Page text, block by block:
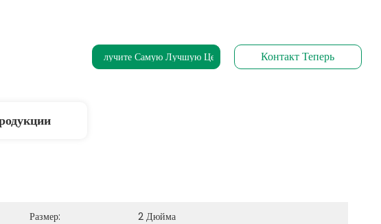
Получите Самую Лучшую Цену Контакт Теперь
Размер:
2 Дюйма